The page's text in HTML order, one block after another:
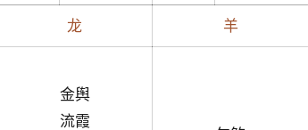
龙 羊
金舆
流霞